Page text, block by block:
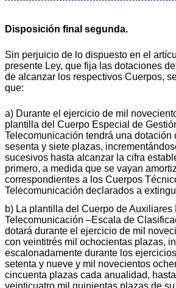
Disposición final segunda.
Sin perjuicio de lo dispuesto en el
presente Ley, que fija las dotaciones
de alcanzar los respectivos Cuerpos,
que:
a) Durante el ejercicio de mil
plantilla del Cuerpo Especial de
Telecomunicación tendrá una dotación
sesenta y siete plazas,
sucesivos hasta alcanzar la cifra
primero, a medida que se vayan
correspondientes a los Cuerpos
Telecomunicación declarados a
b) La plantilla del Cuerpo de Auxiliares
Telecomunicación –Escala de
dotará durante el ejercicio de mil
con veintitrés mil ochocientas plazas,
escalonadamente durante los
setenta y nueve y mil novecientos
cincuenta plazas cada anualidad,
veinticuatro mil quinientas plazas de